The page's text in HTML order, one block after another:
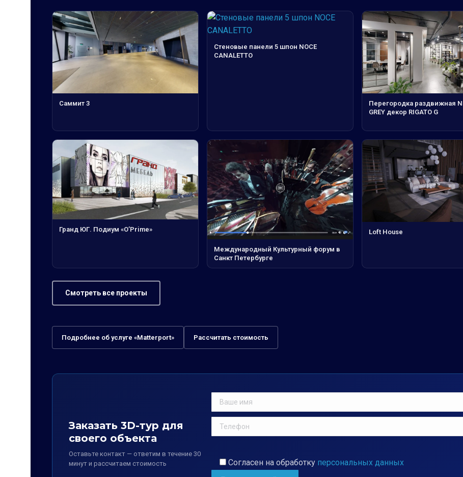
Саммит 3
Стеновые панели 5 шпон NOCE
CANALETTO
Перегородка раздвижная
GREY декор RIGATO G
Гранд ЮГ. Подиум «O’Prime»
Международный Культурный форум в
Санкт Петербурге
Loft House
Смотреть все проекты
Подробнее об услуге «Matterport» Рассчитать стоимость
Заказать 3D-тур для
своего объекта
Оставьте контакт — ответим в течение 30
минут и рассчитаем стоимость
Согласен на обработку персональных данных